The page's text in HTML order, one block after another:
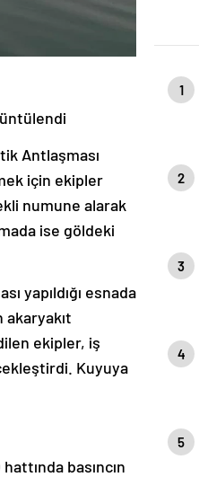
Antlaşması
için ekipler
numune alarak
ise göldeki
yapıldığı esnada
akaryakıt
ekipler, iş
Kuyuya
basıncın
1
2
3
4
5